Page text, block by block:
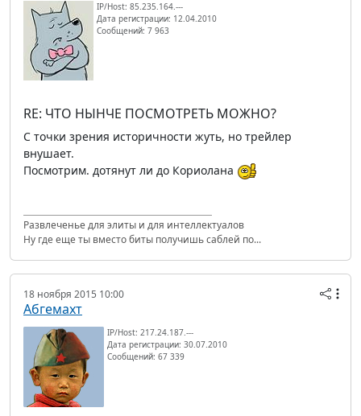
IP/Host: 85.235.164.---
Дата регистрации: 12.04.2010
Сообщений: 7 963
RE: ЧТО НЫНЧЕ ПОСМОТРЕТЬ МОЖНО?
С точки зрения историчности жуть, но трейлер
внушает.
Посмотрим. дотянут ли до Кориолана
Развлеченье для элиты и для интеллектуалов
Ну где еще ты вместо биты получишь саблей по...
18 ноября 2015 10:00
Абгемахт
IP/Host: 217.24.187.---
Дата регистрации: 30.07.2010
Сообщений: 67 339